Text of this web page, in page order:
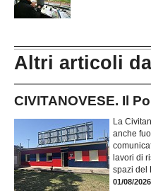
Altri articoli
CIVITANOVESE. Il
La
anche
lavori di
spazi del
01/08/2026